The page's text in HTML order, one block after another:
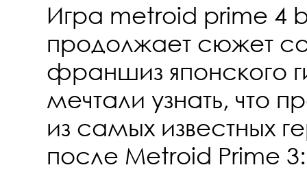
Игра metroid prime 4
продолжает сюжет
франшиз японского
мечтали узнать, что
из самых известных
после Metroid Prime